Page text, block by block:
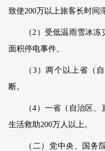
致使200万以上旅客长时间
（2）受低温雨雪冰
面积停电事件。
（3）两个以上省（
断。
（4）一省（自治区
生活救助200万人以上。
（二）党中央、国务